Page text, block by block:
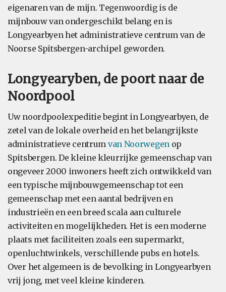
eigenaren van de mijn. Tegenwoordig is de
mijnbouw van ondergeschikt belang en is
Longyearbyen het administratieve centrum van de
Noorse Spitsbergen-archipel geworden.
Longyearyben, de poort naar de
Noordpool
Uw noordpoolexpeditie begint in Longyearbyen, de
zetel van de lokale overheid en het belangrijkste
administratieve centrum van Noorwegenop
Spitsbergen. De kleine kleurrijke gemeenschap van
ongeveer 2000 inwoners heeft zich ontwikkeld van
een typische mijnbouwgemeenschap tot een
gemeenschap met een aantal bedrijven en
industrieën en een breed scala aan culturele
activiteiten en mogelijkheden. Het is een moderne
plaats met faciliteiten zoals een supermarkt,
openluchtwinkels, verschillende pubs en hotels.
Over het algemeen is de bevolking in Longyearbyen
vrij jong, met veel kleine kinderen.